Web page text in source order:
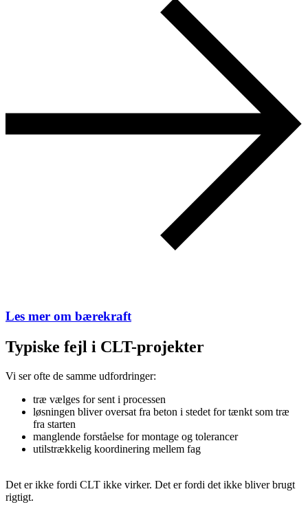
Les mer om bærekraft
Typiske fejl i CLT-projekter
Vi ser ofte de samme udfordringer:
træ vælges for sent i processen
løsningen bliver oversat fra beton i stedet for tænkt som træ
fra starten
manglende forståelse for montage og tolerancer
utilstrækkelig koordinering mellem fag
Det er ikke fordi CLT ikke virker. Det er fordi det ikke bliver brugt
rigtigt.